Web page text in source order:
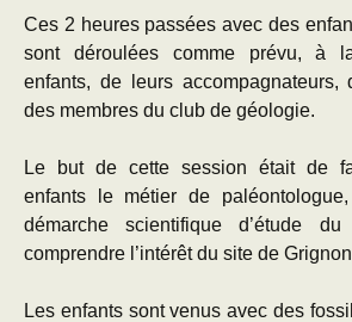
Ces 2 heures passées avec des
sont déroulées comme prévu, à
enfants, de leurs
des membres du club de géologie.
Le but de cette session était de
enfants le métier de paléontologue,
démarche scientifique d’étude
comprendre l’intérêt du site de
Les enfants sont venus avec des